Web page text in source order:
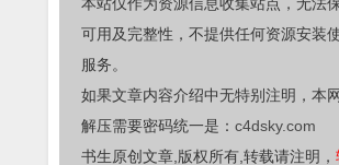
可用及完整性，不提供任何资源安装
服务。
如果文章内容介绍中无特别注明，本
解压需要密码统一是： c4dsky.com
书生原创文章,版权所有,转载请注明，